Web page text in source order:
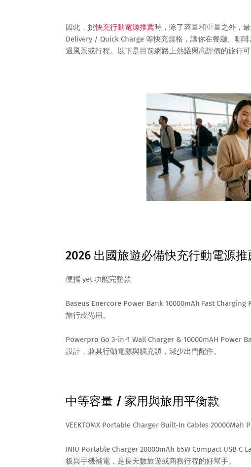
因此，挑快充行動電源推薦時，除了容量和重量之外，
Delivery / Quick Charge 等快充規格，讓你在餐廳、咖
過風景或行程。以下是目前網路上熱議與高評價的旅行可
2026 出國旅遊必備快充行動電源推
便攜 yet 功能完整款
Baseus Enercore Power Bank 10000mAh Fast
旅行或備用。
Powerpro Go 3-in-1 Wall Charger & 10000mAH Power
設計，兼具行動電源與牆充頭，減少出門配件。
中等容量 / 家用與旅用平衡款
VEEKTOMX Portable Charger Built-In Cables 20000Mah
INIU Portable Charger 20000mAh 65W Compact USB
板與手機補電，是長天數旅遊或商務行程的好幫手。